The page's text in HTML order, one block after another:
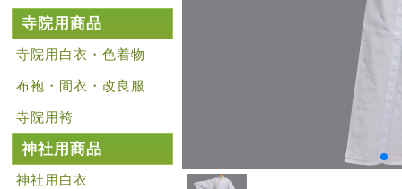
寺院用商品
寺院用白衣・色着物
布袍・間衣・改良服
寺院用袴
神社用商品
神社用白衣